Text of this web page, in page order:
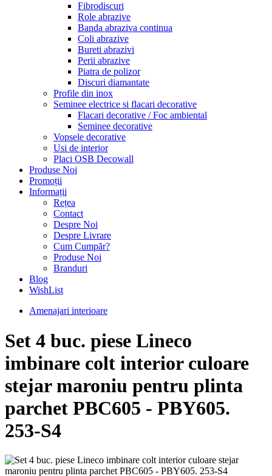
Fibrodiscuri
Role abrazive
Banda abraziva continua
Coli abrazive
Bureti abrazivi
Perii abrazive
Piatra de polizor
Discuri diamantate
Profile din inox
Seminee electrice si flacari decorative
Flacari decorative / Foc ambiental
Seminee decorative
Vopsele decorative
Usi de interior
Placi OSB Decowall
Produse Noi
Promoții
Informații
Rețea
Contact
Despre Noi
Despre Livrare
Cum Cumpăr?
Produse Noi
Branduri
Blog
WishList
Amenajari interioare
Set 4 buc. piese Lineco
imbinare colt interior culoare
stejar maroniu pentru plinta
parchet PBC605 - PBY605.
253-S4